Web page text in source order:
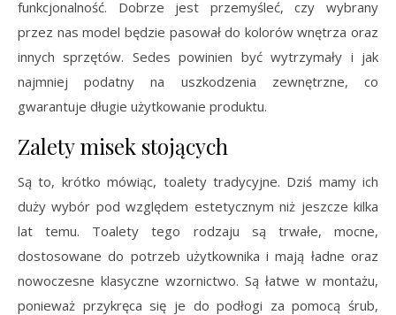
funkcjonalność. Dobrze jest przemyśleć, czy wybrany
przez nas model będzie pasował do kolorów wnętrza oraz
innych sprzętów. Sedes powinien być wytrzymały i jak
najmniej podatny na uszkodzenia zewnętrzne, co
gwarantuje długie użytkowanie produktu.
Zalety misek stojących
Są to, krótko mówiąc, toalety tradycyjne. Dziś mamy ich
duży wybór pod względem estetycznym niż jeszcze kilka
lat temu. Toalety tego rodzaju są trwałe, mocne,
dostosowane do potrzeb użytkownika i mają ładne oraz
nowoczesne klasyczne wzornictwo. Są łatwe w montażu,
ponieważ przykręca się je do podłogi za pomocą śrub,